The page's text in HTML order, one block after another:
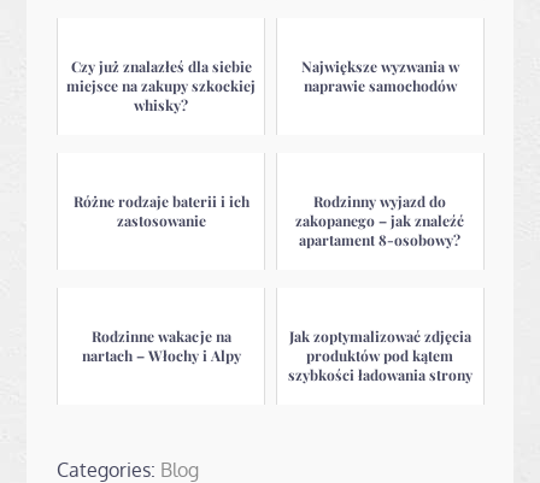
Czy już znalazłeś dla siebie
miejsce na zakupy szkockiej
whisky?
Największe wyzwania w
naprawie samochodów
Różne rodzaje baterii i ich
zastosowanie
Rodzinny wyjazd do
zakopanego – jak znaleźć
apartament 8-osobowy?
Rodzinne wakacje na
nartach – Włochy i Alpy
Jak zoptymalizować zdjęcia
produktów pod kątem
szybkości ładowania strony
Categories: Blog